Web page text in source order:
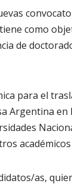
como
de
para el
Argentina en
académicos
as,